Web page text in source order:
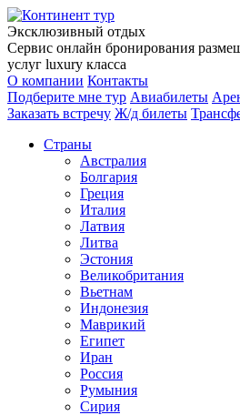
Эксклюзивный отдых
Сервис онлайн бронирования
услуг luxury класса
О компании Контакты
Подберите мне тур Авиабилеты
Заказать встречу Ж/д билеты
Страны
Австралия
Болгария
Греция
Италия
Латвия
Литва
Эстония
Великобритания
Вьетнам
Индонезия
Маврикий
Египет
Иран
Россия
Румыния
Сирия